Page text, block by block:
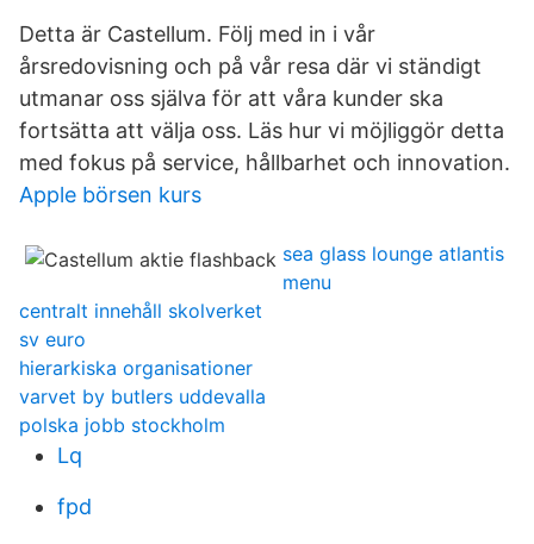
Detta är Castellum. Följ med in i vår
årsredovisning och på vår resa där vi ständigt
utmanar oss själva för att våra kunder ska
fortsätta att välja oss. Läs hur vi möjliggör detta
med fokus på service, hållbarhet och innovation.
Apple börsen kurs
sea glass lounge atlantis
menu
centralt innehåll skolverket
sv euro
hierarkiska organisationer
varvet by butlers uddevalla
polska jobb stockholm
Lq
fpd